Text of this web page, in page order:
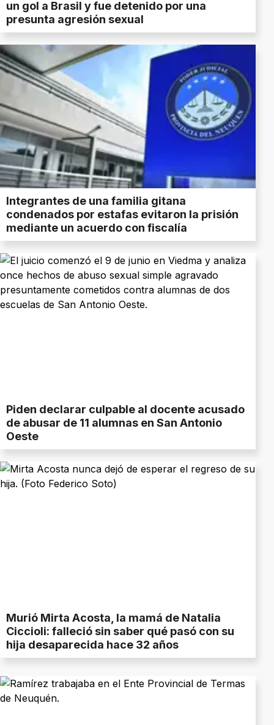
un gol a Brasil y fue detenido por una
presunta agresión sexual
Integrantes de una familia gitana
condenados por estafas evitaron la prisión
mediante un acuerdo con fiscalía
Piden declarar culpable al docente acusado
de abusar de 11 alumnas en San Antonio
Oeste
Murió Mirta Acosta, la mamá de Natalia
Ciccioli: falleció sin saber qué pasó con su
hija desaparecida hace 32 años